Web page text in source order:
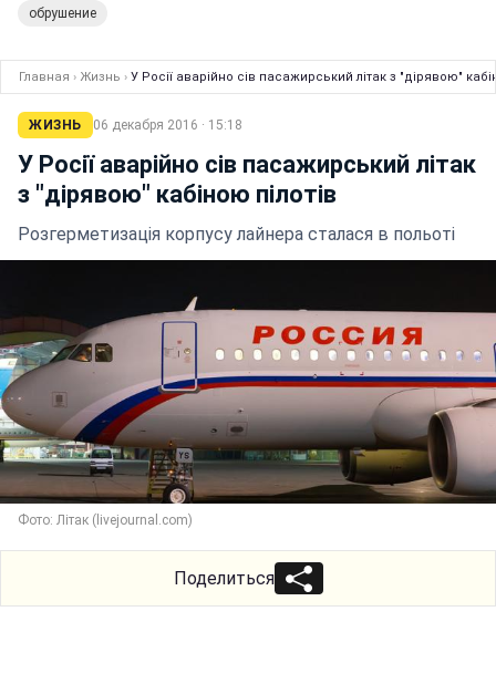
обрушение
Главная › Жизнь › У Росії аварійно сів пасажирський літак з "дірявою"
ЖИЗНЬ 06 декабря 2016 · 15:18
У Росії аварійно сів пасажирський літак
з "дірявою" кабіною пілотів
Розгерметизація корпусу лайнера сталася в польоті
Фото: Літак (livejournal.com)
Поделиться